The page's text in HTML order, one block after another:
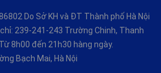
Do Sở KH và ĐT Thành phố Hà Nội
239-241-243 Trường Chinh, Thanh
8h00 đến 21h30 hàng ngày.
Bạch Mai, Hà Nội